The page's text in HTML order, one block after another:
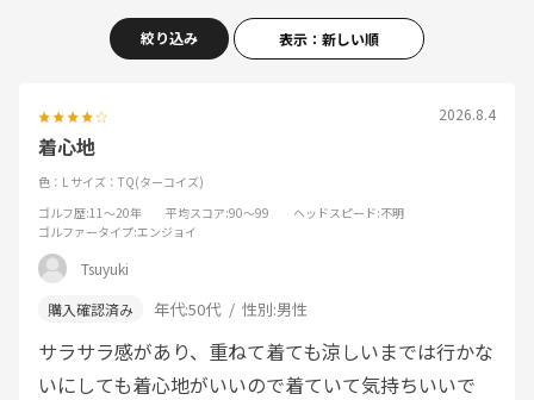
絞り込み 表示：新しい順
2026.8.4
着心地
色：L サイズ：TQ(ターコイズ)
ゴルフ歴:11～20年 平均スコア:90～99 ヘッドスピード:不明
ゴルファータイプ:エンジョイ
Tsuyuki
年代:50代 性別:男性
サラサラ感があり、重ねて着ても涼しいまでは行かな
いにしても着心地がいいので着ていて気持ちいいで